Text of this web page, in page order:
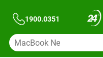
1900.0351